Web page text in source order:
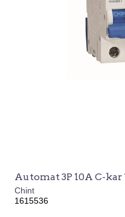
Automat 3P 10A C-kar
Chint
1615536